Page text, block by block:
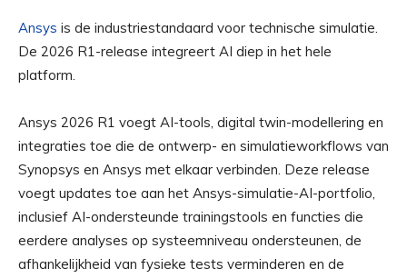
Ansys is de industriestandaard voor technische simulatie.
De 2026 R1-release integreert AI diep in het hele
platform.
Ansys 2026 R1 voegt AI-tools, digital twin-modellering en
integraties toe die de ontwerp- en simulatieworkflows van
Synopsys en Ansys met elkaar verbinden. Deze release
voegt updates toe aan het Ansys-simulatie-AI-portfolio,
inclusief AI-ondersteunde trainingstools en functies die
eerdere analyses op systeemniveau ondersteunen, de
afhankelijkheid van fysieke tests verminderen en de